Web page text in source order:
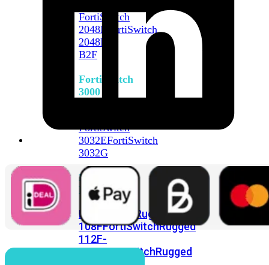
FortiSwitch
2048F
FortiSwitch
2048F-
B2F
FortiSwitch
3000
FortiSwitch
3032EFortiSwitch
3032G
FortiSwitch
Ruggedized
FortiSwitchRugged
108FFortiSwitchRugged
112F-
POEFortiSwitchRugged